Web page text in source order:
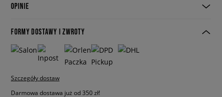
OPINIE
FORMY DOSTAWY I ZWROTY
Szczegóły dostaw
Darmowa dostawa już od 350 zł!